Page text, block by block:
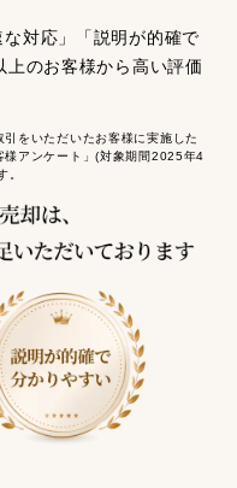
対応」「説明が的確で
のお客様から高い評価
をいただいたお客様に実施した
様アンケート」(対象期間2025年4
。